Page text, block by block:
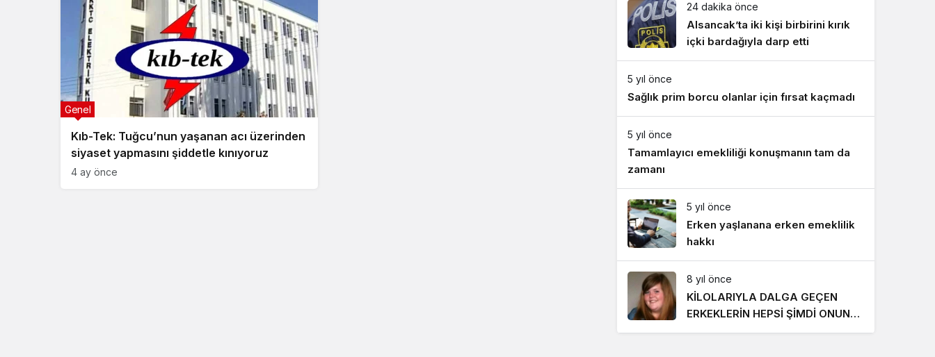
Gündüz modunu seçin.
Kıb-Tek: Tuğcu’nun yaşanan acı üzerinden
siyaset yapmasını şiddetle kınıyoruz
Genel
4 ay önce
24 dakika önce
Alsancak’ta iki kişi birbirini kırık
içki bardağıyla darp etti
5 yıl önce
Sağlık prim borcu olanlar için fırsat kaçmadı
5 yıl önce
Tamamlayıcı emekliliği konuşmanın tam da
zamanı
5 yıl önce
Erken yaşlanana erken emeklilik
hakkı
8 yıl önce
KİLOLARIYLA DALGA GEÇEN
ERKEKLERİN HEPSİ ŞİMDİ ONUN
PEŞİNDE! SON HALİ İNANILMAZ